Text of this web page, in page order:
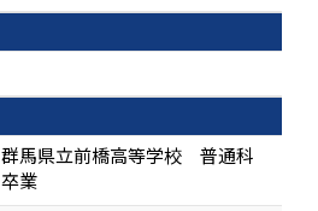
群馬県立前橋高等学校 普通科
卒業